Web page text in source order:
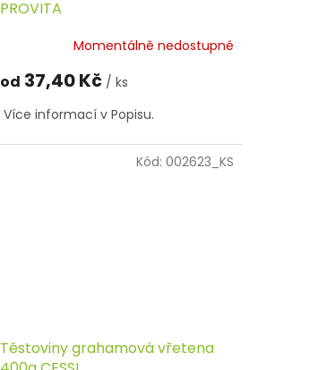
PROVITA
Momentálně nedostupné
od 37,40 Kč / ks
Více informací v Popisu.
Těstoviny grahamová vřetena
Kód: 002623_KS